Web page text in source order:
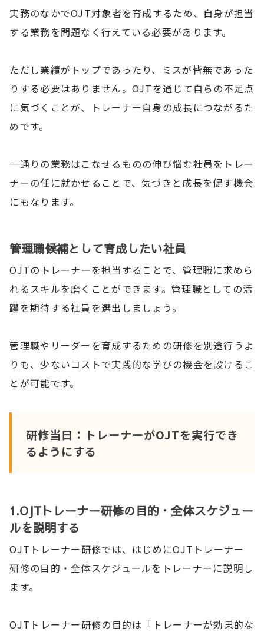
実務のなかでOJT対象者を育成するため、自身が担当
する業務を問題なく行えている必要があります。
ただし業績がトップであったり、ミスが皆無であった
りする必要はありません。OJTを通じて自らの不足点
に気づくことが、トレーナー自身の成長につながるた
めです。
一通りの業務はこなせるものの伸び悩む社員をトレー
ナーの任に就かせることで、気づきと成長を促す機会
にもなります。
管理職候補として育成したい社員
OJTのトレーナーを担当することで、管理職に求めら
れるスキルを磨くことができます。管理職としての活
躍を期待する社員を選出しましょう。
管理職やリーダーを育成するための研修を別途行うよ
りも、少ないコストで実践的な学びの機会を設けるこ
とが可能です。
研修当日：トレーナーがOJTを実行でき
るようにする
1.OJTトレーナー研修の目的・全体スケジュー
ルを説明する
OJTトレーナー研修では、はじめにOJTトレーナー
研修の目的・全体スケジュールをトレーナーに説明し
ます。
OJTトレーナー研修の目的は「トレーナーが効果的な